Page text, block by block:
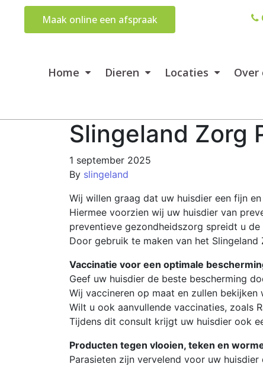
Maak online een afspraak
Home Dieren Locaties Over
Slingeland Zorg
1 september 2025
By slingeland
Wij willen graag dat uw huisdier een fijn
Hiermee voorzien wij uw huisdier van
preventieve gezondheidszorg spreidt u
Door gebruik te maken van het
Vaccinatie voor een optimale
Geef uw huisdier de beste bescherming
Wij vaccineren op maat en zullen
Wilt u ook aanvullende vaccinaties, zoals
Tijdens dit consult krijgt uw huisdier ook
Producten tegen vlooien, teken en
Parasieten zijn vervelend voor uw